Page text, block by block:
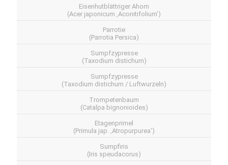
Eisenhutblättriger Ahorn
(Acer japonicum ‚Aconitifolium’)
Parrotie
(Parrotia Persica)
Sumpfzypresse
(Taxodium distichum)
Sumpfzypresse
(Taxodium distichum / Luftwurzeln)
Trompetenbaum
(Catalpa bignonioides)
Etagenprimel
(Primula jap. ‚Atropurpurea‘)
Sumpfiris
(Iris speudacorus)